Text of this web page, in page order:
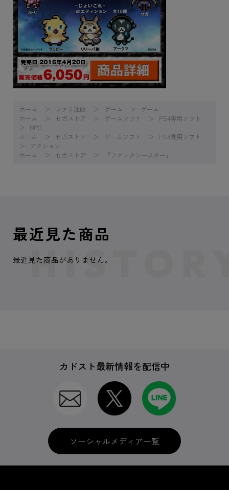
ホーム ファミ通販 ゲーム
ゲーム
ホーム
セガストア ゲームソフト
PS4専用ソフト
RPG
ホーム
セガストア ゲームソフト
PS4専用ソフト
アクション
ホーム
セガストア 『ファンタシースター』
最近見た商品
最近見た商品がありません。
カドスト最新情報を配信中
ソーシャルメディア一覧